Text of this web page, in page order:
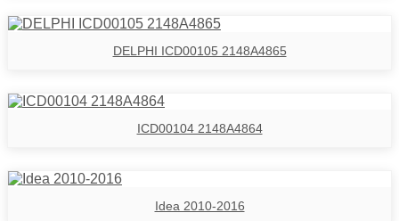
DELPHI ICD00105 2148A4865
ICD00104 2148A4864
Idea 2010-2016